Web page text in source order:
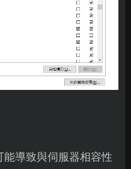
導致與伺服器相容性